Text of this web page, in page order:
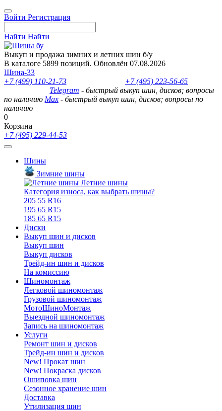
Войти Регистрация
Найти Найти
Выкуп и продажа зимних и летних шин б/у
В каталоге 5899 позиций. Обновлён 07.08.2026
Шина-33
+7 (499) 110-21-73
+7 (495) 223-56-65
Telegram - быстрый выкуп шин, дисков; вопросы
по наличию Max - быстрый выкуп шин, дисков; вопросы по
наличию
0
Корзина
+7 (495) 229-44-53
Шины
Зимние шины
Летние шины
Категория износа, как выбрать шины?
205 55 R16
195 65 R15
185 65 R15
Диски
Выкуп шин и дисков
Выкуп шин
Выкуп дисков
Трейд-ин шин и дисков
На комиссию
Шиномонтаж
Легковой шиномонтаж
Грузовой шиномонтаж
МотоШиноМонтаж
Выездной шиномонтаж
Запись на шиномонтаж
Услуги
Ремонт шин и дисков
Трейд-ин шин и дисков
New! Прокат шин
New! Покраска дисков
Ошиповка шин
Сезонное хранение шин
Доставка
Утилизация шин